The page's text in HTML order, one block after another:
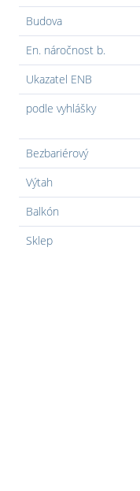
Budova
En. náročnost b.
Ukazatel ENB
podle vyhlášky
Bezbariérový
Výtah
Balkón
Sklep